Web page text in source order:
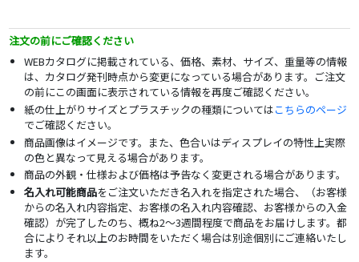
注文の前にご確認ください
WEBカタログに掲載されている、価格、素材、サイズ、重量等の情報
は、カタログ発刊時点から変更になっている場合があります。ご注文
の前にこの画面に表示されている情報を再度ご確認ください。
紙の仕上がりサイズとプラスチックの種類についてはこちらのページ
でご確認ください。
商品画像はイメージです。また、色合いはディスプレイの特性上実際
の色と異なって見える場合があります。
商品の外観・仕様および価格は予告なく変更される場合があります。
名入れ可能商品をご注文いただき名入れを指定された場合、（お客様
からの名入れ内容指定、お客様の名入れ内容確認、お客様からの入金
確認）が完了したのち、概ね2～3週間程度で商品をお届けします。都
合によりそれ以上のお時間をいただく場合は別途個別にご連絡いたし
ます。